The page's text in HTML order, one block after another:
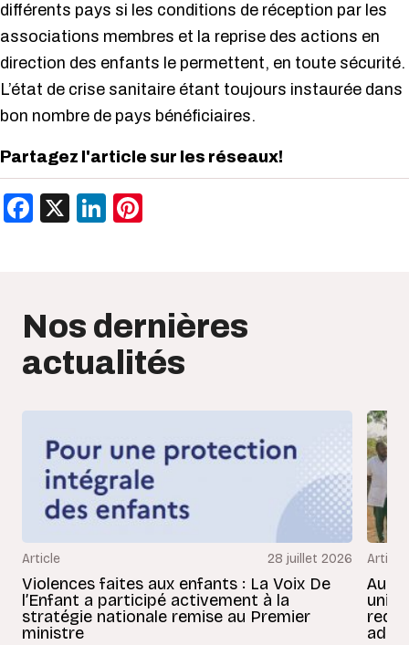
différents pays si les conditions de réception par les
associations membres et la reprise des actions en
direction des enfants le permettent, en toute sécurité.
L’état de crise sanitaire étant toujours instaurée dans
bon nombre de pays bénéficiaires.
Partagez l'article sur les réseaux!
Facebook
X LinkedIn
Nos dernières
actualités
Article 28 juillet 2026
Violences faites aux enfants : La Voix De
l’Enfant a participé activement à la
stratégie nationale remise au Premier
ministre
Article
Au